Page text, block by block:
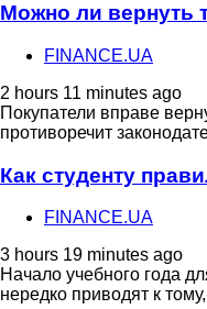
Можно ли вернуть
FINANCE.UA
2 hours 11 minutes ago
Покупатели вправе
противоречит
Как студенту
FINANCE.UA
3 hours 19 minutes ago
Начало учебного года
нередко приводят к